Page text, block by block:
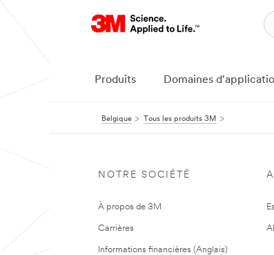
Produits Domaines
Belgique Tous les produits 3M
NOTRE SOCIÉTÉ
À propos de 3M
Carrières
Informations financières (Anglais)